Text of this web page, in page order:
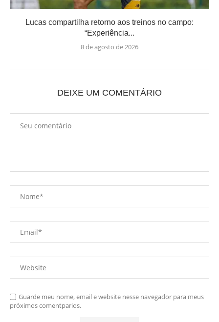
Lucas compartilha retorno aos treinos no campo:
“Experiência...
8 de agosto de 2026
DEIXE UM COMENTÁRIO
Guarde meu nome, email e website nesse navegador para meus
próximos comentparios.